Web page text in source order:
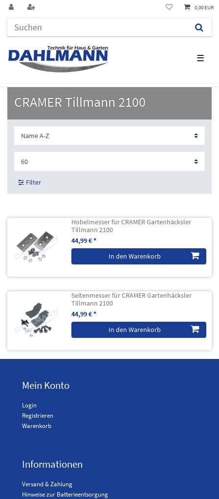
☰
0,00 EUR
CRAMER Tillmann 2100
Filter
Hobelmesser für CRAMER Gartenhäcksler
Tillmann 2100
44,99 € *
In den Warenkorb
Seitenmesser für CRAMER Gartenhäcksler
Tillmann 2100
44,99 € *
In den Warenkorb
Mein Konto
Login
Registrieren
Warenkorb
Informationen
Versand & Zahlung
Hinweise zur Batterieentsorgung